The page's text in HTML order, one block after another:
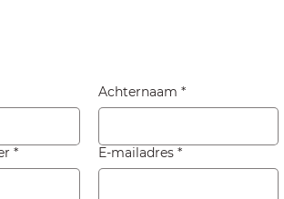
Achternaam *
* E-mailadres *